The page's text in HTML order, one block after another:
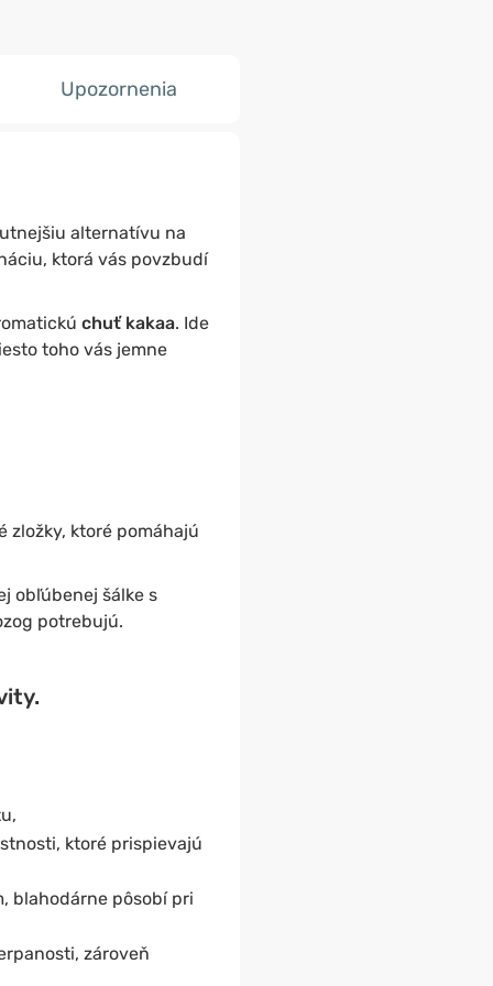
Upozornenia
alternatívu na
ktorá vás povzbudí
chuť kakaa. Ide
toho vás jemne
ktoré pomáhajú
obľúbenej šálke s
potrebujú.
ktoré prispievajú
blahodárne pôsobí pri
zároveň